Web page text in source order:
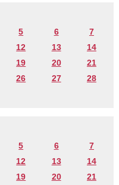
5 6
7
12 13
14
19 20
21
26 27
28
5 6
7
12 13
14
19 20
21